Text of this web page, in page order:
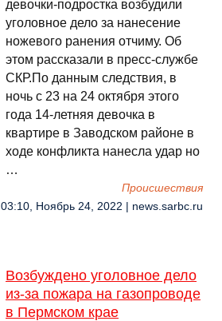
девочки-подростка возбудили
уголовное дело за нанесение
ножевого ранения отчиму. Об
этом рассказали в пресс-службе
СКР.По данным следствия, в
ночь с 23 на 24 октября этого
года 14-летняя девочка в
квартире в Заводском районе в
ходе конфликта нанесла удар но
…
Происшествия
03:10, Ноябрь 24, 2022 | news.sarbc.ru
Возбуждено уголовное дело
из-за пожара на газопроводе
в Пермском крае